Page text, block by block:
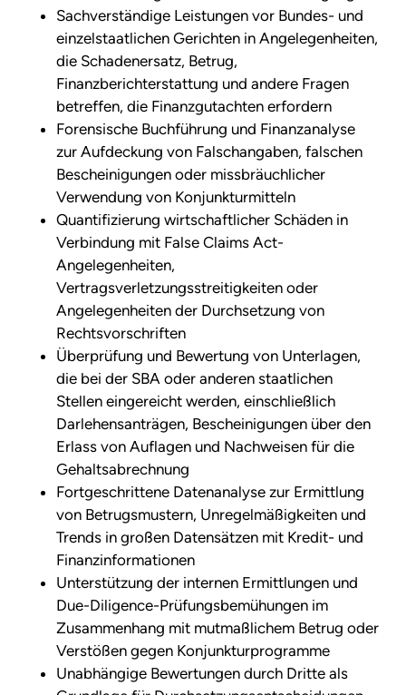
Sachverständige Leistungen vor Bundes- und
einzelstaatlichen Gerichten in Angelegenheiten,
die Schadenersatz, Betrug,
Finanzberichterstattung und andere Fragen
betreffen, die Finanzgutachten erfordern
Forensische Buchführung und Finanzanalyse
zur Aufdeckung von Falschangaben, falschen
Bescheinigungen oder missbräuchlicher
Verwendung von Konjunkturmitteln
Quantifizierung wirtschaftlicher Schäden in
Verbindung mit False Claims Act-
Angelegenheiten,
Vertragsverletzungsstreitigkeiten oder
Angelegenheiten der Durchsetzung von
Rechtsvorschriften
Überprüfung und Bewertung von Unterlagen,
die bei der SBA oder anderen staatlichen
Stellen eingereicht werden, einschließlich
Darlehensanträgen, Bescheinigungen über den
Erlass von Auflagen und Nachweisen für die
Gehaltsabrechnung
Fortgeschrittene Datenanalyse zur Ermittlung
von Betrugsmustern, Unregelmäßigkeiten und
Trends in großen Datensätzen mit Kredit- und
Finanzinformationen
Unterstützung der internen Ermittlungen und
Due-Diligence-Prüfungsbemühungen im
Zusammenhang mit mutmaßlichem Betrug oder
Verstößen gegen Konjunkturprogramme
Unabhängige Bewertungen durch Dritte als